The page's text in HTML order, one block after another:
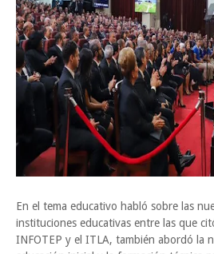
En el tema educativo habló sobre las
instituciones educativas entre las que
INFOTEP y el ITLA, también abordó la